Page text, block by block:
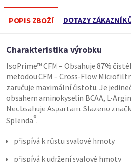
POPIS ZBOŽÍ DOTAZY
Charakteristika výrobku
IsoPrime™ CFM – Obsahuje 87%
metodou CFM – Cross-Flow
zaručuje maximální čistotu. Je
obsahem aminokyselin BCAA, L-
Neobsahuje Aspartam. Slazeno
Splenda®.
přispívá k růstu svalové hmoty
přispívá k udržení svalové hmoty